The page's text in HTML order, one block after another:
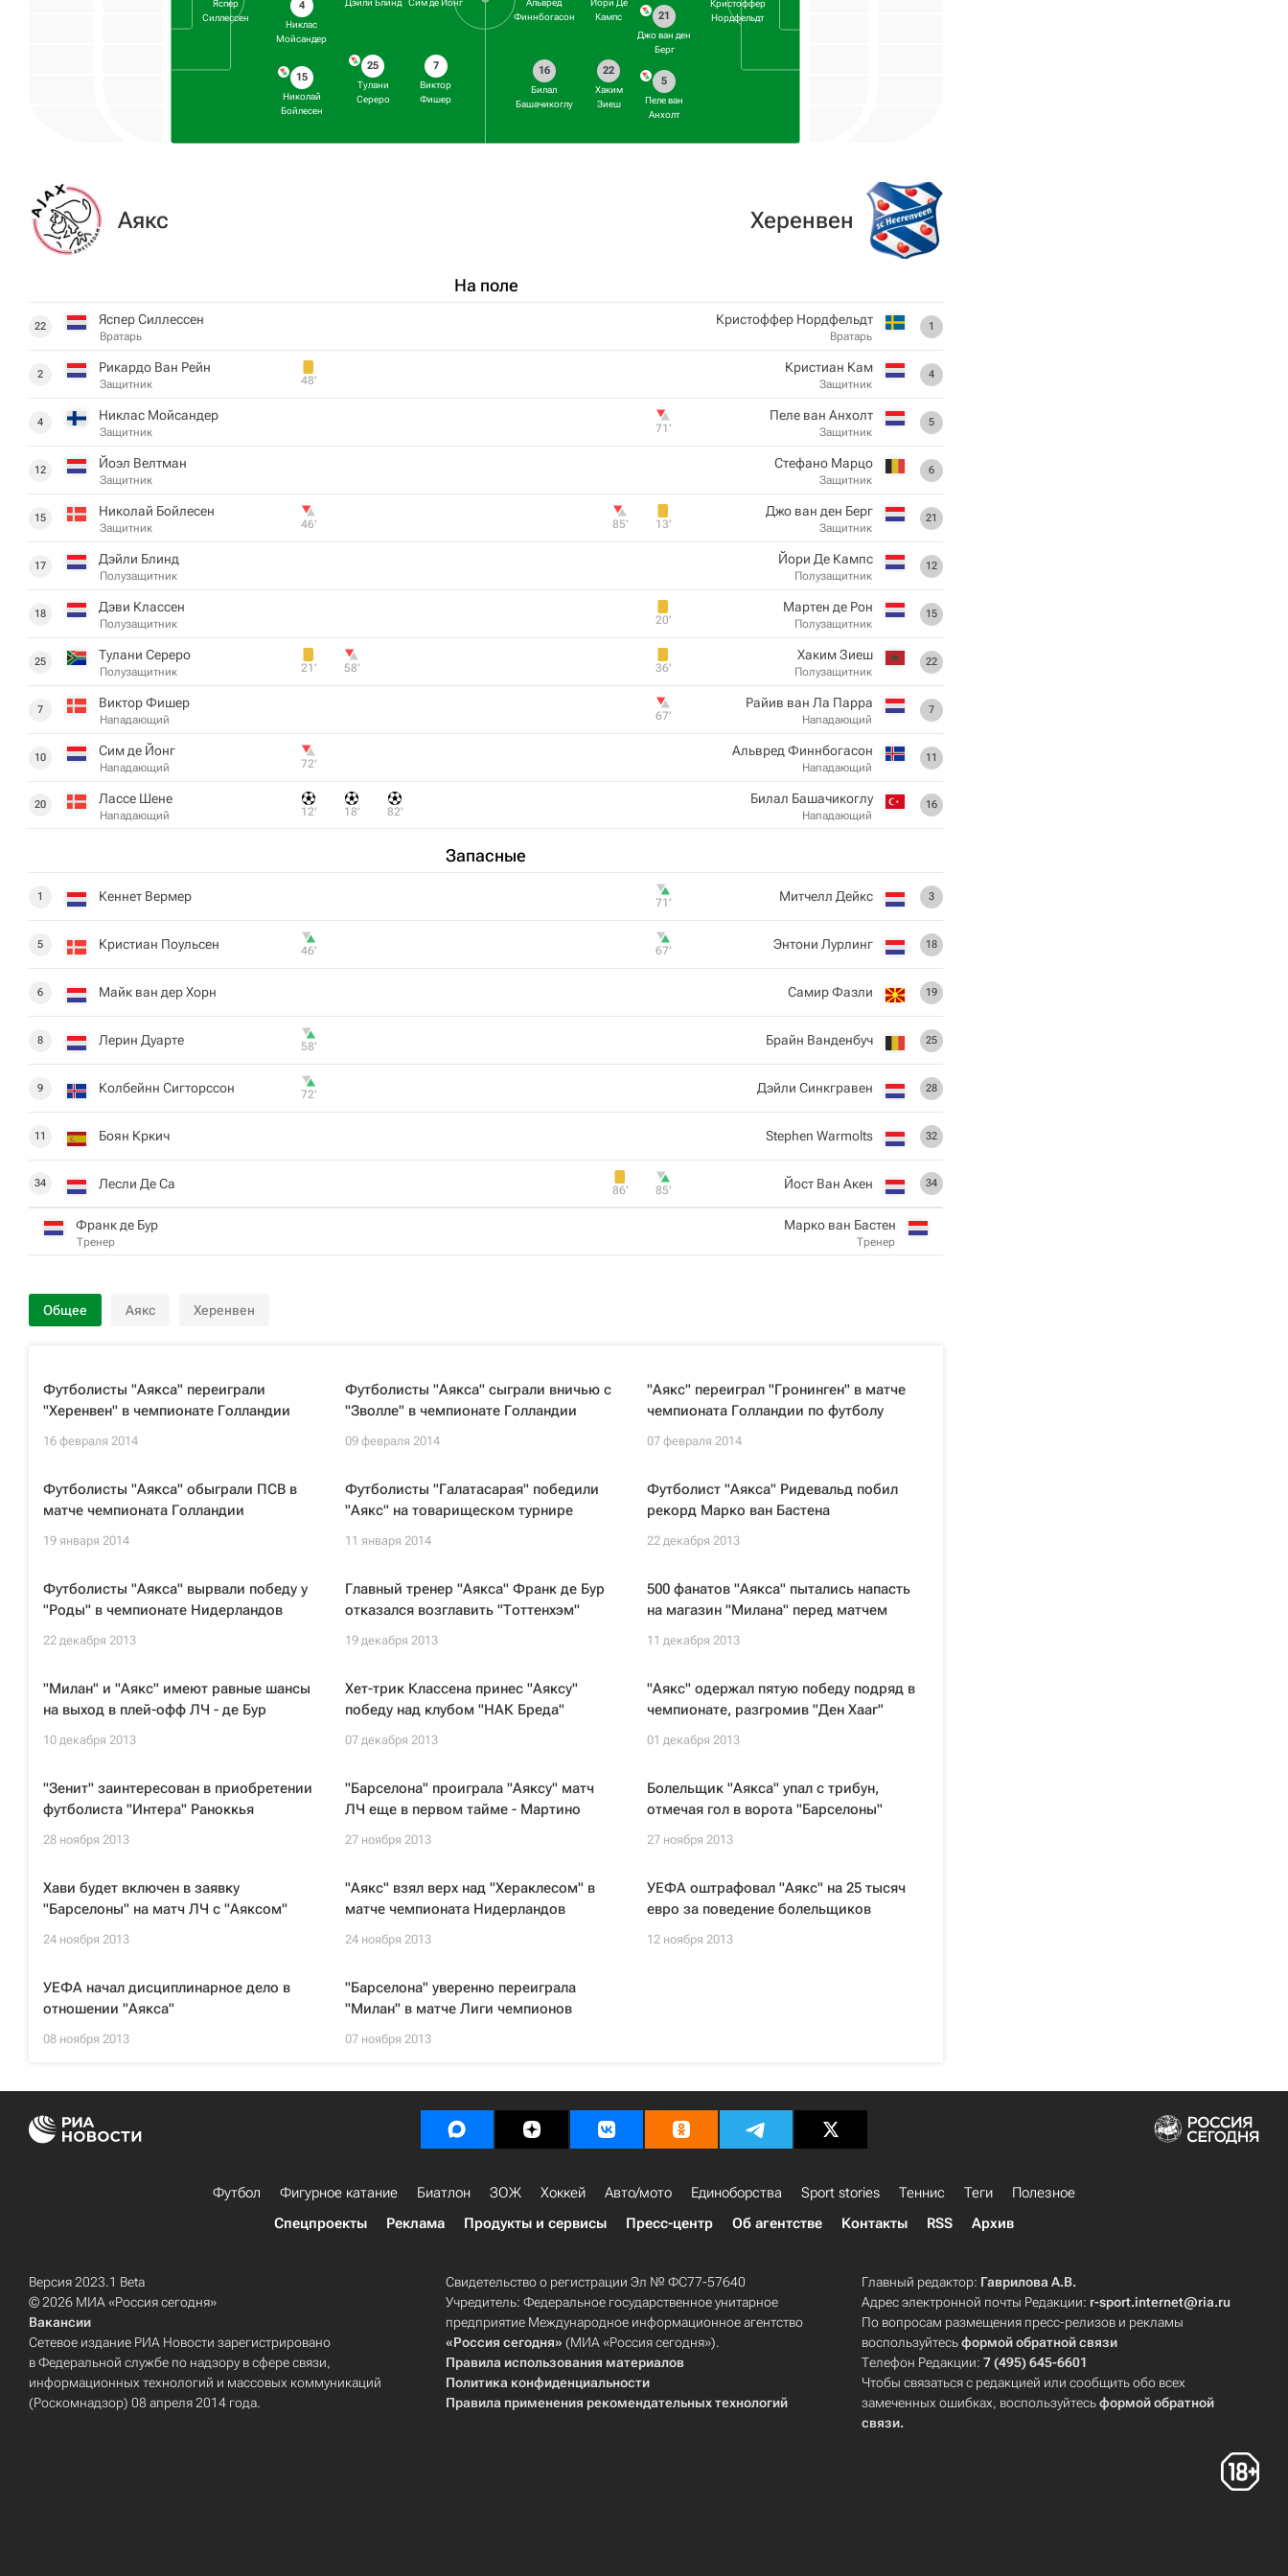
Яспер
Силлессен
4
Никлас
Мойсандер
15
Николай
Бойлесен
Дэйли Блинд
25
Тулани
Сереро
Сим де Йонг
7
Виктор
Фишер
Кристоффер
Нордфельдт
21
Джо ван ден
Берг
5
Пеле ван
Анхолт
Йори Де
Кампс
22
Хаким
Зиеш
Альвред
Финнбогасон
16
Билал
Башачикоглу
Аякс
На поле
22 Яспер Силлессен
Вратарь
2 Рикардо Ван Рейн
Защитник 48‎’‎
4 Никлас Мойсандер
Защитник
12 Йоэл Велтман
Защитник
15 Николай Бойлесен
Защитник 46‎’‎
17 Дэйли Блинд
Полузащитник
18 Дэви Классен
Полузащитник
25 Тулани Сереро
Полузащитник 21‎’‎ 58‎’‎
7 Виктор Фишер
Нападающий
10 Сим де Йонг
Нападающий 72‎’‎
20 Лассе Шене
Нападающий 12‎’‎ 18‎’‎ 82‎’‎
Запасные
1 Кеннет Вермер
5 Кристиан Поульсен 46‎’‎
6 Майк ван дер Хорн
8 Лерин Дуарте 58‎’‎
9 Колбейнн Сигторссон 72‎’‎
11 Боян Кркич
34 Лесли Де Са
Франк де Бур
Тренер
Херенвен
1
Кристоффер Нордфельдт
Вратарь
4
Кристиан Кам
Защитник
5
Пеле ван Анхолт
Защитник
71‎’‎
6
Стефано Марцо
Защитник
21
Джо ван ден Берг
Защитник
13‎’‎
85‎’‎
12
Йори Де Кампс
Полузащитник
15
Мартен де Рон
Полузащитник
20‎’‎
22
Хаким Зиеш
Полузащитник
36‎’‎
7
Райив ван Ла Парра
Нападающий
67‎’‎
11
Альвред Финнбогасон
Нападающий
16
Билал Башачикоглу
Нападающий
3
Митчелл Дейкс
71‎’‎
18
Энтони Лурлинг
67‎’‎
19
Самир Фазли
25
Брайн Ванденбуч
28
Дэйли Синкгравен
32
Stephen Warmolts
34
Йост Ван Акен
85‎’‎
86‎’‎
Марко ван Бастен
Тренер
Общее Аякс Херенвен
Футболисты "Аякса" переиграли
"Херенвен" в чемпионате Голландии
16 февраля 2014
Футболисты "Аякса" сыграли вничью с
"Зволле" в чемпионате Голландии
09 февраля 2014
"Аякс" переиграл "Гронинген" в матче
чемпионата Голландии по футболу
07 февраля 2014
Футболисты "Аякса" обыграли ПСВ в
матче чемпионата Голландии
19 января 2014
Футболисты "Галатасарая" победили
"Аякс" на товарищеском турнире
11 января 2014
Футболист "Аякса" Ридевальд побил
рекорд Марко ван Бастена
22 декабря 2013
Футболисты "Аякса" вырвали победу у
"Роды" в чемпионате Нидерландов
22 декабря 2013
Главный тренер "Аякса" Франк де Бур
отказался возглавить "Тоттенхэм"
19 декабря 2013
500 фанатов "Аякса" пытались напасть
на магазин "Милана" перед матчем
11 декабря 2013
"Милан" и "Аякс" имеют равные шансы
на выход в плей-офф ЛЧ - де Бур
10 декабря 2013
Хет-трик Классена принес "Аяксу"
победу над клубом "НАК Бреда"
07 декабря 2013
"Аякс" одержал пятую победу подряд в
чемпионате, разгромив "Ден Хааг"
01 декабря 2013
"Зенит" заинтересован в приобретении
футболиста "Интера" Раноккья
28 ноября 2013
"Барселона" проиграла "Аяксу" матч
ЛЧ еще в первом тайме - Мартино
27 ноября 2013
Болельщик "Аякса" упал с трибун,
отмечая гол в ворота "Барселоны"
27 ноября 2013
Хави будет включен в заявку
"Барселоны" на матч ЛЧ с "Аяксом"
24 ноября 2013
"Аякс" взял верх над "Хераклесом" в
матче чемпионата Нидерландов
24 ноября 2013
УЕФА оштрафовал "Аякс" на 25 тысяч
евро за поведение болельщиков
12 ноября 2013
УЕФА начал дисциплинарное дело в
отношении "Аякса"
08 ноября 2013
"Барселона" уверенно переиграла
"Милан" в матче Лиги чемпионов
07 ноября 2013
Футбол Фигурное катание Биатлон ЗОЖ Хоккей Авто/мото Единоборства Sport stories Теннис Теги
Полезное
Спецпроекты
Реклама Продукты и сервисы Пресс-центр Об агентстве Контакты RSS Архив
Версия 2023.1 Beta
© 2026 МИА «Россия сегодня»
Вакансии
Сетевое издание РИА Новости зарегистрировано
в Федеральной службе по надзору в сфере связи,
информационных технологий и массовых коммуникаций
(Роскомнадзор) 08 апреля 2014 года.
Свидетельство о регистрации Эл № ФС77-57640
Учредитель: Федеральное государственное унитарное
предприятие Международное информационное агентство
«Россия сегодня» (МИА «Россия сегодня»).
Правила использования материалов
Политика конфиденциальности
Правила применения рекомендательных технологий
Главный редактор: Гаврилова А.В.
Адрес электронной почты Редакции: r-sport.internet@ria.ru
По вопросам размещения пресс-релизов и рекламы
воспользуйтесьформой обратной связи
Телефон Редакции:7 (495) 645-6601
Чтобы связаться с редакцией или сообщить обо всех
замеченных ошибках, воспользуйтесьформой обратной
связи.